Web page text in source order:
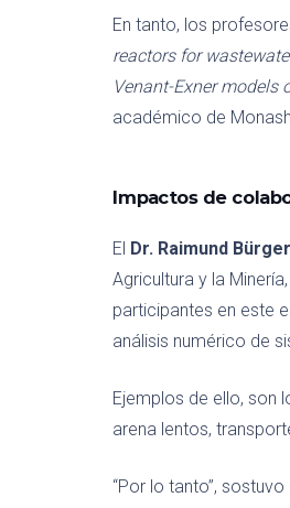
En tanto, los
reactors for
Venant-Exner models
académico de
Impactos de
El Dr. Raimund Bürger
Agricultura y la
participantes en este
análisis numérico de
Ejemplos de ello, son
arena lentos,
“Por lo tanto”,